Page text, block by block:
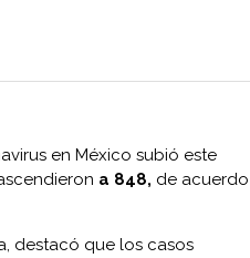
en México subió este
a 848, de acuerdo
destacó que los casos